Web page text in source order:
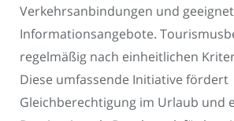
Verkehrsanbindungen und
Informationsangebote.
regelmäßig nach einheitlichen
Diese umfassende Initiative fördert
Gleichberechtigung im Urlaub und